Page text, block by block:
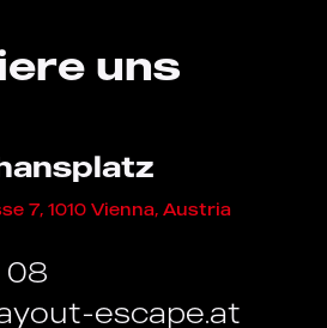
uns
7, 1010 Vienna, Austria
08
escape.at